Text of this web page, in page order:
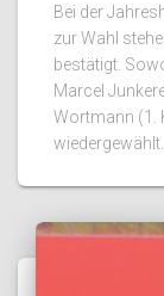
Bei der
zur Wahl
bestätigt.
Marcel
Wortmann (1.